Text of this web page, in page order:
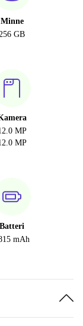
Minne
GB
MP
MP
Batteri
mAh